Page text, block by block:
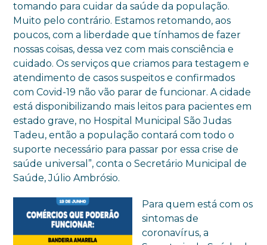
tomando para cuidar da saúde da população.
Muito pelo contrário. Estamos retomando, aos
poucos, com a liberdade que tínhamos de fazer
nossas coisas, dessa vez com mais consciência e
cuidado. Os serviços que criamos para testagem e
atendimento de casos suspeitos e confirmados
com Covid-19 não vão parar de funcionar. A cidade
está disponibilizando mais leitos para pacientes em
estado grave, no Hospital Municipal São Judas
Tadeu, então a população contará com todo o
suporte necessário para passar por essa crise de
saúde universal”, conta o Secretário Municipal de
Saúde, Júlio Ambrósio.
Para quem está com os
sintomas de
coronavírus, a